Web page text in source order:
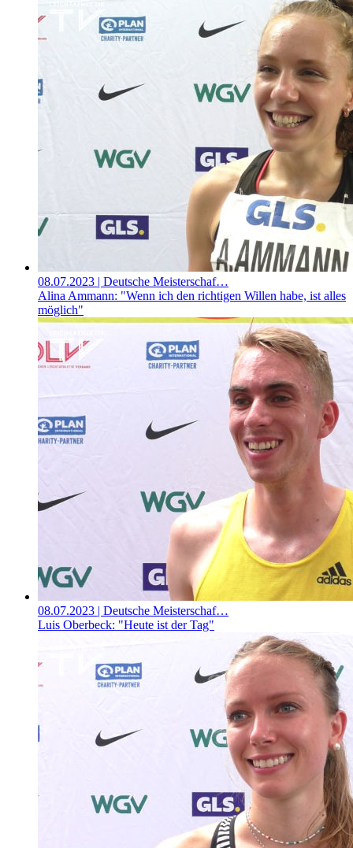
08.07.2023 | Deutsche Meisterschaf…
Alina Ammann: "Wenn ich den richtigen Willen habe, ist alles
möglich"
08.07.2023 | Deutsche Meisterschaf…
Luis Oberbeck: "Heute ist der Tag"